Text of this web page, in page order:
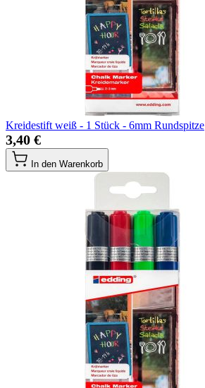
Kreidestift weiß - 1 Stück - 6mm Rundspitze
3,40 €
In den Warenkorb